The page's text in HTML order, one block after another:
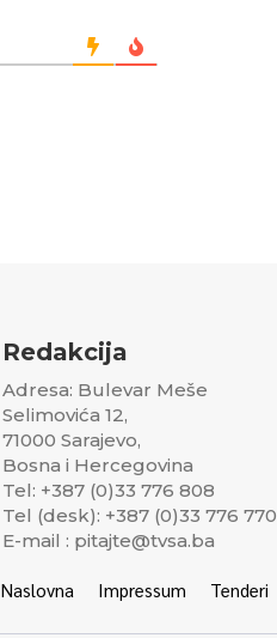
Redakcija
Adresa: Bulevar Meše
Selimovića 12,
71000 Sarajevo,
Bosna i Hercegovina
Tel: +387 (0)33 776 808
Tel (desk): +387 (0)33 776 770
E-mail : pitajte@tvsa.ba
Naslovna Impressum Tenderi